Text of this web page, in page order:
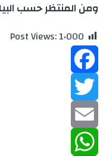
ومن المنتظر حسب البيان أن يعتصم الأساتذة
Post Views:1٬000
Facebook
Twitter
Email